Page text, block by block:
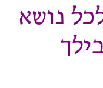
נושא